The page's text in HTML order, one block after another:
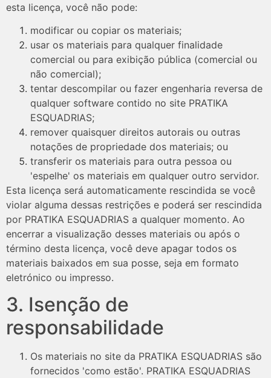
esta licença, você não pode:
modificar ou copiar os materiais;
usar os materiais para qualquer finalidade
comercial ou para exibição pública (comercial ou
não comercial);
tentar descompilar ou fazer engenharia reversa de
qualquer software contido no site PRATIKA
ESQUADRIAS;
remover quaisquer direitos autorais ou outras
notações de propriedade dos materiais; ou
transferir os materiais para outra pessoa ou
'espelhe' os materiais em qualquer outro servidor.
Esta licença será automaticamente rescindida se você
violar alguma dessas restrições e poderá ser rescindida
por PRATIKA ESQUADRIAS a qualquer momento. Ao
encerrar a visualização desses materiais ou após o
término desta licença, você deve apagar todos os
materiais baixados em sua posse, seja em formato
eletrónico ou impresso.
3. Isenção de
responsabilidade
Os materiais no site da PRATIKA ESQUADRIAS são
fornecidos 'como estão'. PRATIKA ESQUADRIAS